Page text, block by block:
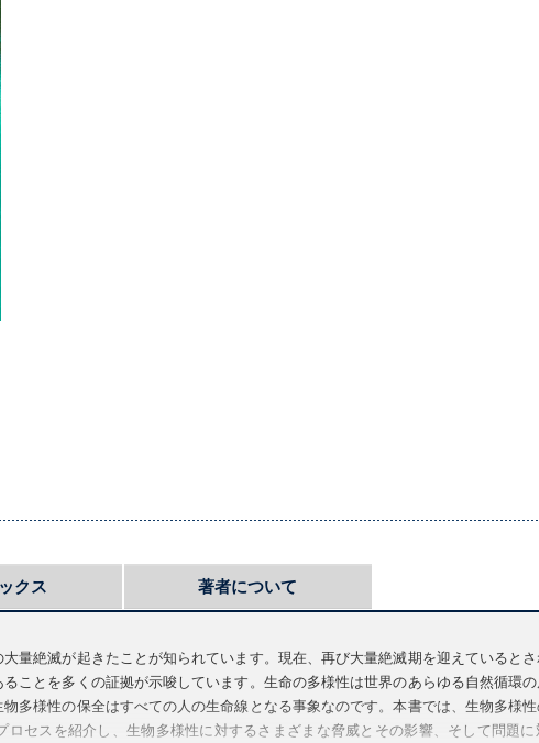
クス 著者について
量絶滅が起きたことが知られています。現在、再び大量絶滅期を迎えていると
ことを多くの証拠が示唆しています。生命の多様性は世界のあらゆる自然循環
多様性の保全はすべての人の生命線となる事象なのです。本書では、生物多様
セスを紹介し、生物多様性に対するさまざまな脅威とその影響、そして問題